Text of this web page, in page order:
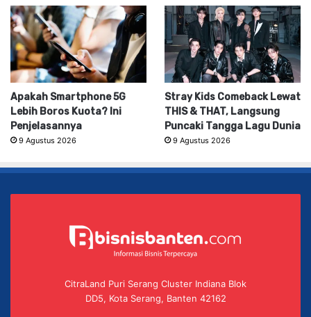
Apakah Smartphone 5G
Lebih Boros Kuota? Ini
Penjelasannya
9 Agustus 2026
Stray Kids Comeback Lewat
THIS & THAT, Langsung
Puncaki Tangga Lagu Dunia
9 Agustus 2026
CitraLand Puri Serang Cluster Indiana Blok
DD5, Kota Serang, Banten 42162